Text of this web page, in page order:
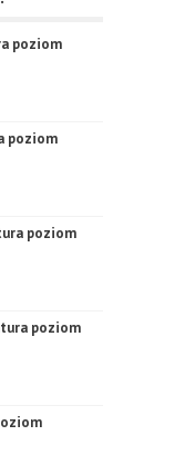
poziom
poziom
poziom
poziom